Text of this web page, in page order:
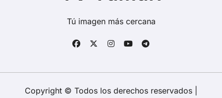
Tú imagen más cercana
Copyright © Todos los derechos reservados